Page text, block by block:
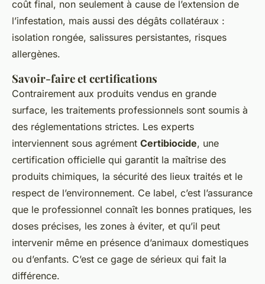
coût final, non seulement à cause de l’extension de
l’infestation, mais aussi des dégâts collatéraux :
isolation rongée, salissures persistantes, risques
allergènes.
Savoir-faire et certifications
Contrairement aux produits vendus en grande
surface, les traitements professionnels sont soumis à
des réglementations strictes. Les experts
interviennent sous agrément Certibiocide, une
certification officielle qui garantit la maîtrise des
produits chimiques, la sécurité des lieux traités et le
respect de l’environnement. Ce label, c’est l’assurance
que le professionnel connaît les bonnes pratiques, les
doses précises, les zones à éviter, et qu’il peut
intervenir même en présence d’animaux domestiques
ou d’enfants. C’est ce gage de sérieux qui fait la
différence.